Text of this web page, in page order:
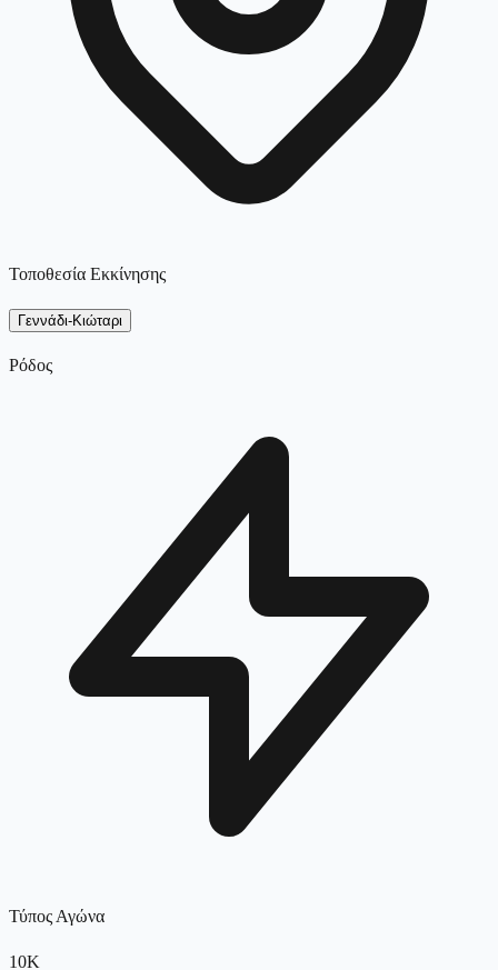
Τοποθεσία Εκκίνησης
Γεννάδι-Κιώταρι
Ρόδος
Τύπος Αγώνα
10K